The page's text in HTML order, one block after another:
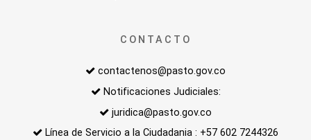
CONTACTO
contactenos@pasto.gov.co
Notificaciones Judiciales:
juridica@pasto.gov.co
Línea de Servicio a la Ciudadania : +57 602 7244326